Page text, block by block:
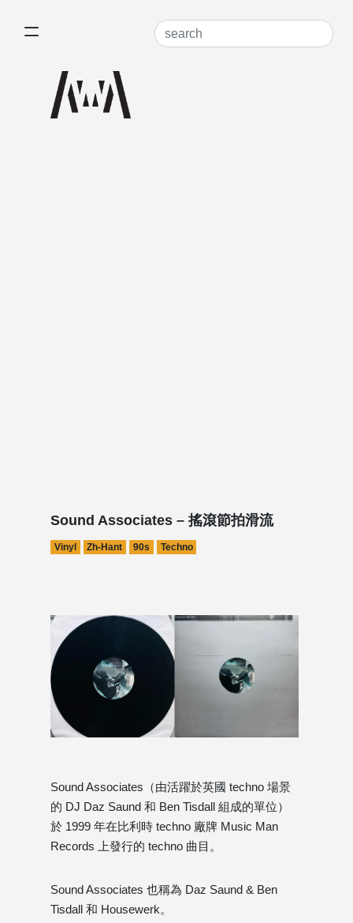
Sound Associates – 搖滾節拍滑流
Vinyl Zh-Hant 90s Techno
Sound Associates（由活躍於英國 techno 場景
的 DJ Daz Saund 和 Ben Tisdall 組成的單位）
於 1999 年在比利時 techno 廠牌 Music Man
Records 上發行的 techno 曲目。
Sound Associates 也稱為 Daz Saund & Ben
Tisdall 和 Housewerk。